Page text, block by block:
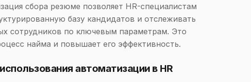
сбора резюме позволяет HR-специалистам
базу кандидатов и отслеживать
сотрудников по ключевым параметрам. Это
найма и повышает его эффективность.
автоматизации в HR